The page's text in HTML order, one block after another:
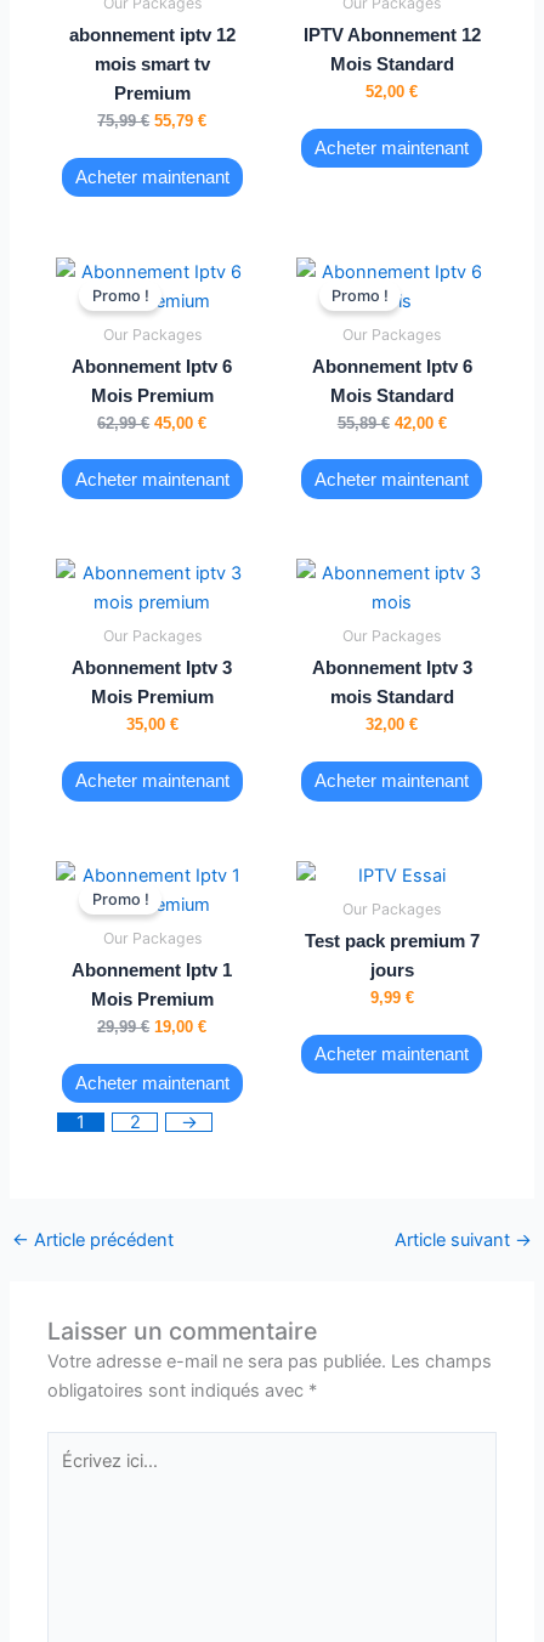
abonnement iptv 12
mois smart tv
Premium
75,99€
75,99 €.
55,79€
Acheter maintenant
IPTV Abonnement 12
Mois Standard
52,00€
Acheter maintenant
Promo !
Our Packages
Abonnement Iptv 6
Mois Premium
62,99€
Le
initial
était :
62,99 €.
45,00€
Le
actuel
Acheter maintenant
Promo !
Our Packages
Abonnement Iptv 6
Mois Standard
55,89€
Le
initial
était :
55,89 €.
42,00 €
Le
Acheter maintenant
Our Packages
Abonnement Iptv 3
Mois Premium
35,00 €
Acheter maintenant
Our Packages
Abonnement Iptv 3
mois Standard
32,00€
Acheter maintenant
Promo !
Our Packages
Abonnement Iptv 1
Mois Premium
29,99€
Le
initial
était :
29,99 €.
19,00€
Le
actuel
Acheter maintenant
Our Packages
Test pack premium 7
jours
9,99 €
Acheter maintenant
1 2 →
← Article précédent Article suivant →
Laisser un commentaire
Votre adresse e-mail ne sera pas publiée. Les champs
obligatoires sont indiqués avec *
Écrivez
ici…